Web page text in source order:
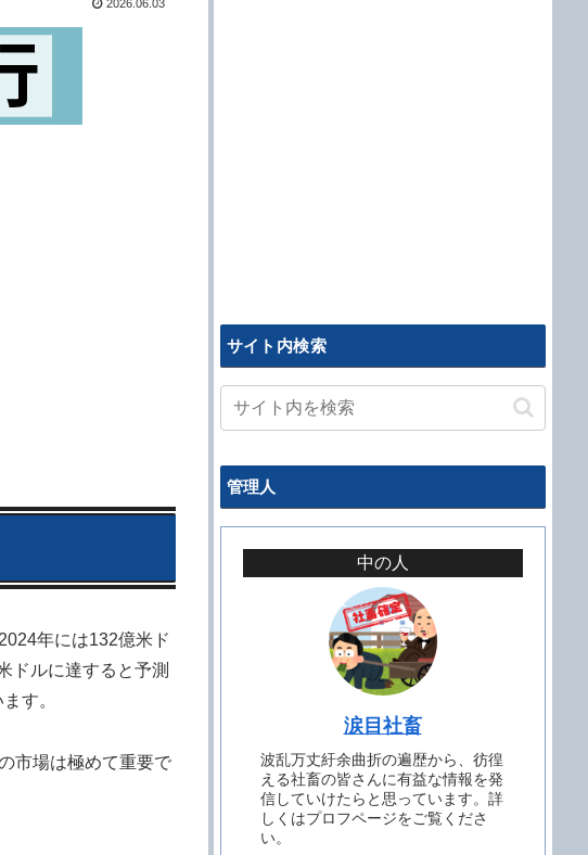
2026.06.03
年には132億米ド
ドルに達すると予測
す。
市場は極めて重要で
サイト内検索
管理人
中の人
涙目社畜
波乱万丈紆余曲折の遍歴から、彷徨
える社畜の皆さんに有益な情報を発
信していけたらと思っています。詳
しくはプロフページをご覧くださ
い。